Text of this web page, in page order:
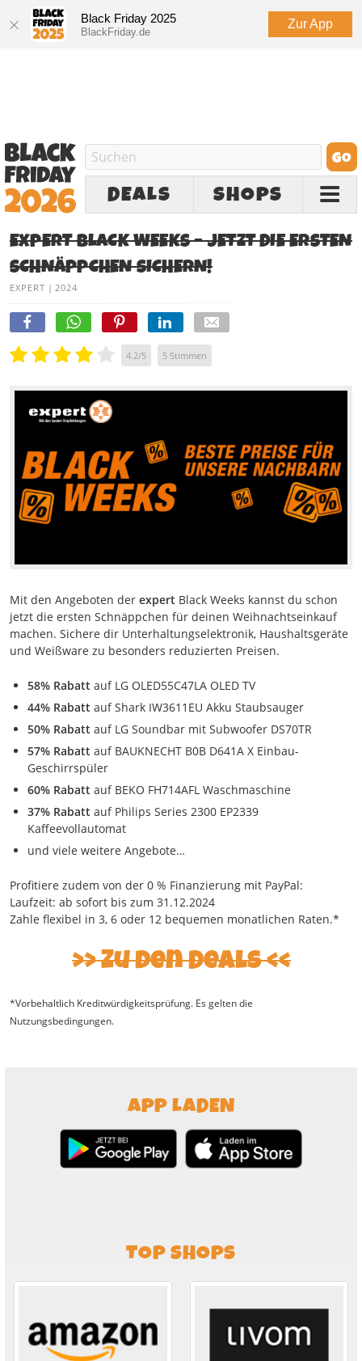
Black Friday 2025
BlackFriday.de
Zur App
DEALS SHOPS
EXPERT BLACK WEEKS – JETZT DIE ERSTEN
SCHNÄPPCHEN SICHERN!
EXPERT | 2024
4.2/5 5 Stimmen
Mit den Angeboten der expert Black Weeks kannst du schon
jetzt die ersten Schnäppchen für deinen Weihnachtseinkauf
machen. Sichere dir Unterhaltungselektronik, Haushaltsgeräte
und Weißware zu besonders reduzierten Preisen.
58% Rabatt auf LG OLED55C47LA OLED TV
44% Rabatt auf Shark IW3611EU Akku Staubsauger
50% Rabatt auf LG Soundbar mit Subwoofer DS70TR
57% Rabatt auf BAUKNECHT B0B D641A X Einbau-
Geschirrspüler
60% Rabatt auf BEKO FH714AFL Waschmaschine
37% Rabatt auf Philips Series 2300 EP2339
Kaffeevollautomat
und viele weitere Angebote…
Profitiere zudem von der 0 % Finanzierung mit PayPal:
Laufzeit: ab sofort bis zum 31.12.2024
Zahle flexibel in 3, 6 oder 12 bequemen monatlichen Raten.*
Zu den Deals
*Vorbehaltlich Kreditwürdigkeitsprüfung. Es gelten die
Nutzungsbedingungen.
APP LADEN
TOP SHOPS